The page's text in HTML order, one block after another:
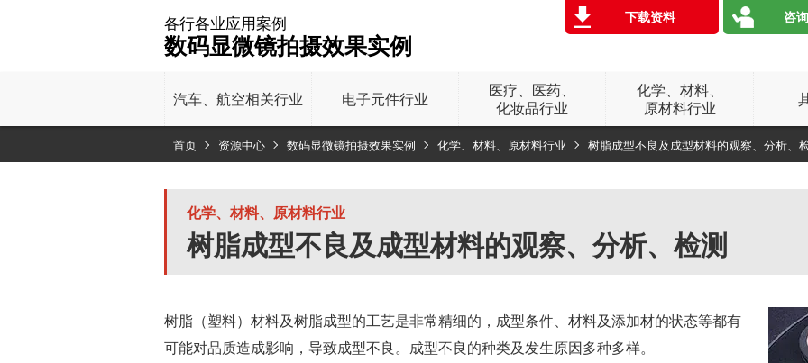
各行各业应用案例
数码显微镜拍摄效果实例
下载资料 咨
汽车、 航空相关行业 电子元件行业
医疗、医药、
化妆品行业
化学、材料、
原材料行业
首页 资源中心 数码显微镜拍摄效果实例 化学、材料、原材料行业 树脂成型不良及成型材料的观察、分析、
化学、材料、原材料行业
树脂成型不良及成型材料的观察、分析、检测
树脂（塑料）材料及树脂成型的工艺是非常精细的，成型条件、材料及添加材的状态等都有
可能对品质造成影响，导致成型不良。成型不良的种类及发生原因多种多样。